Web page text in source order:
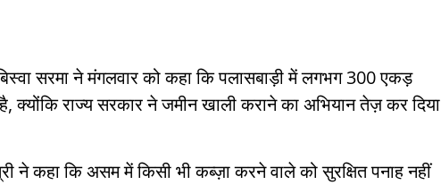
सरमा ने मंगलवार को कहा कि पलासबाड़ी में लगभग 300 एकड़
क्योंकि राज्य सरकार ने जमीन खाली कराने का अभियान तेज़ कर दिया
ने कहा कि असम में किसी भी कब्ज़ा करने वाले को सुरक्षित पनाह नहीं